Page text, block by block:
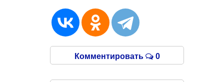
Комментировать 0